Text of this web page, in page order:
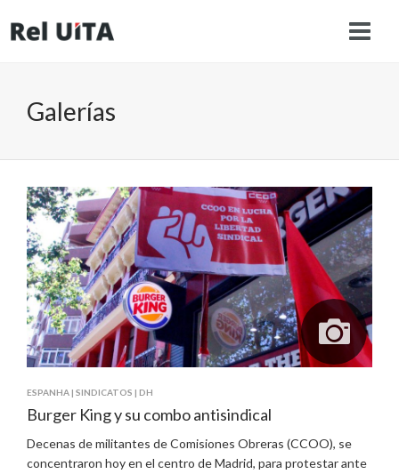
Galerías
ESPANHA| SINDICATOS | DH
Burger King y su combo antisindical
Decenas de militantes de Comisiones Obreras (CCOO), se
concentraron hoy en el centro de Madrid, para protestar ante